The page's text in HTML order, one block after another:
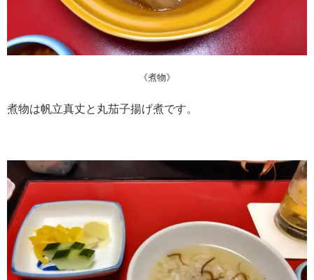
《煮物》
煮物は帆立真丈と丸茄子揚げ煮です。